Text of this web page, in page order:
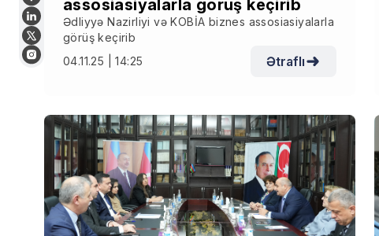
assosiasiyalarla görüş keçirib
Ədliyyə Nazirliyi və KOBİA biznes assosiasiyalarla
görüş keçirib
04.11.25 | 14:25
Ətraflı